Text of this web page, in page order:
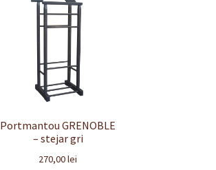
Portmantou GRENOBLE
– stejar gri
270,00lei